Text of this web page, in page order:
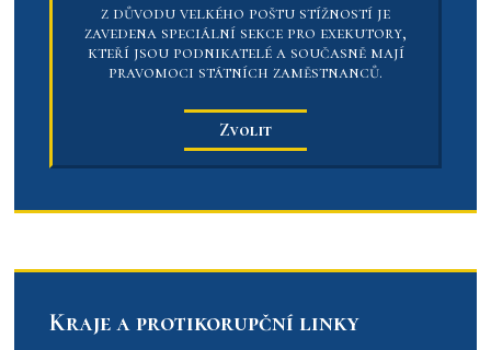
z důvodu velkého poštu stížností je
zavedena speciální sekce pro exekutory,
kteří jsou podnikatelé a současně mají
pravomoci státních zaměstnanců.
Zvolit
Kraje a protikorupční linky